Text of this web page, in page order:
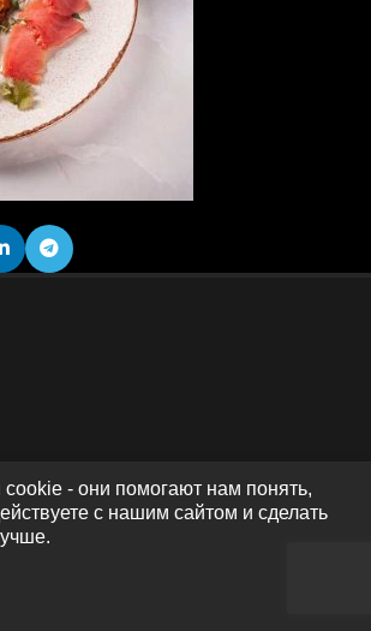
- они помогают нам понять,
с нашим сайтом и сделать